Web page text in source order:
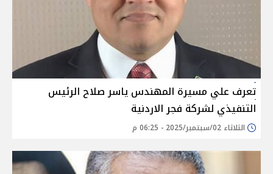
تعرف علي مسيرة المهندس ياسر صلاح الرئيس
التنفيذي لشركة فجر الاردنية
الثلاثاء 02/سبتمبر/2025 - 06:25 م